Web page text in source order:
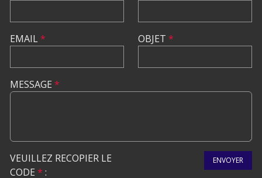
EMAIL* OBJET *
MESSAGE *
VEUILLEZ RECOPIER LE
CODE * :
ENVOYER